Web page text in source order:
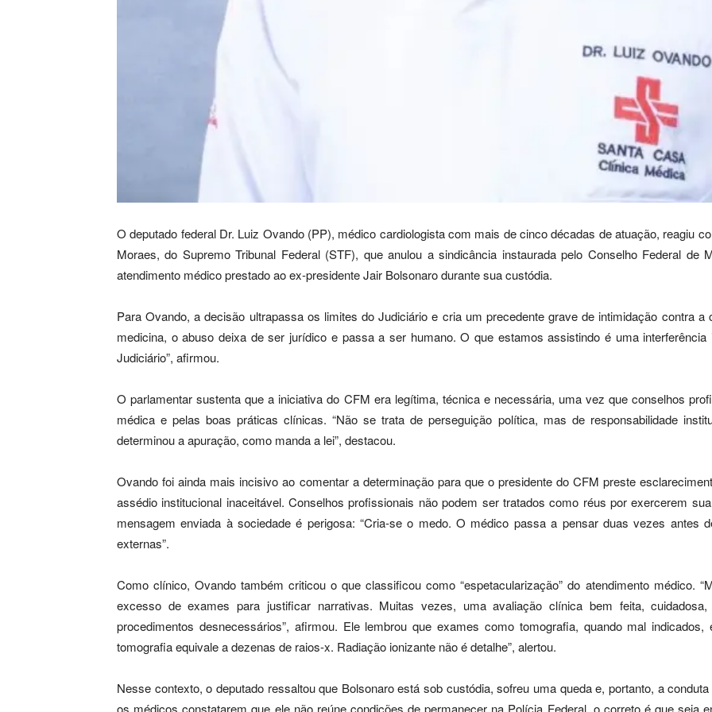
O deputado federal Dr. Luiz Ovando (PP), médico cardiologista com mais de cinco décadas de atuação, reagiu
Moraes, do Supremo Tribunal Federal (STF), que anulou a sindicância instaurada pelo Conselho Federal de
atendimento médico prestado ao ex-presidente Jair Bolsonaro durante sua custódia.
Para Ovando, a decisão ultrapassa os limites do Judiciário e cria um precedente grave de intimidação contra
medicina, o abuso deixa de ser jurídico e passa a ser humano. O que estamos assistindo é uma
Judiciário”, afirmou.
O parlamentar sustenta que a iniciativa do CFM era legítima, técnica e necessária, uma vez que conselhos
médica e pelas boas práticas clínicas. “Não se trata de perseguição política, mas de responsabilidade
determinou a apuração, como manda a lei”, destacou.
Ovando foi ainda mais incisivo ao comentar a determinação para que o presidente do CFM preste
assédio institucional inaceitável. Conselhos profissionais não podem ser tratados como réus por exercerem
mensagem enviada à sociedade é perigosa: “Cria-se o medo. O médico passa a pensar duas vezes antes
externas”.
Como clínico, Ovando também criticou o que classificou como “espetacularização” do atendimento médico.
excesso de exames para justificar narrativas. Muitas vezes, uma avaliação clínica bem feita,
procedimentos desnecessários”, afirmou. Ele lembrou que exames como tomografia, quando mal
tomografia equivale a dezenas de raios-x. Radiação ionizante não é detalhe”, alertou.
Nesse contexto, o deputado ressaltou que Bolsonaro está sob custódia, sofreu uma queda e, portanto, a
os médicos constatarem que ele não reúne condições de permanecer na Polícia Federal, o correto é que seja